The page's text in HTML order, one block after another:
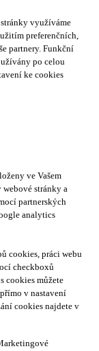
využíváme
preferenčních,
partnery. Funkční
po celou
ke cookies
ve Vašem
stránky a
partnerských
analytics
cookies, práci webu
checkboxů
cookies můžete
v nastavení
cookies najdete v